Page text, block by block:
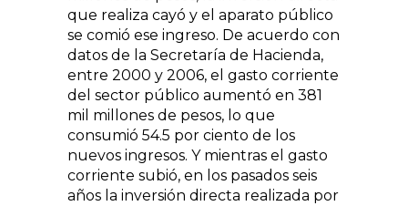
que realiza cayó y el aparato público
se comió ese ingreso. De acuerdo con
datos de la Secretaría de Hacienda,
entre 2000 y 2006, el gasto corriente
del sector público aumentó en 381
mil millones de pesos, lo que
consumió 54.5 por ciento de los
nuevos ingresos. Y mientras el gasto
corriente subió, en los pasados seis
años la inversión directa realizada por